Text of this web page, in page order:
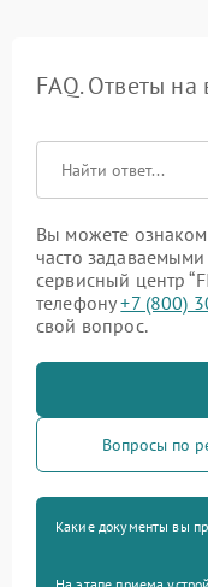
FAQ. Ответы
Вы можете
часто
сервисный центр
телефону+7 (800)
свой вопрос.
Вопросы по
Какие документы вы